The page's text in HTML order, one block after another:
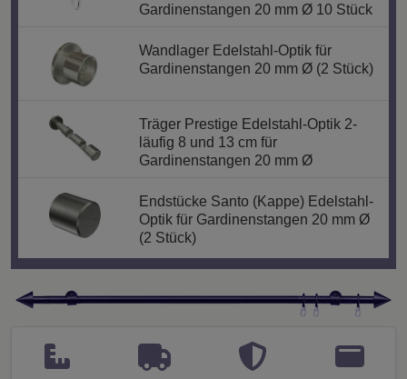
Gardinenstangen 20 mm Ø 10 Stück
Wandlager Edelstahl-Optik für
Gardinenstangen 20 mm Ø (2 Stück)
Träger Prestige Edelstahl-Optik 2-
läufig 8 und 13 cm für
Gardinenstangen 20 mm Ø
Endstücke Santo (Kappe) Edelstahl-
Optik für Gardinenstangen 20 mm Ø
(2 Stück)